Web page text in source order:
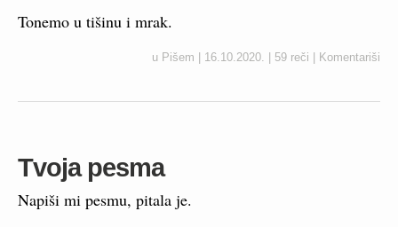
Tonemo u tišinu i mrak.
u Pišem 16.10.2020. 59 reči Komentariši
Tvoja pesma
Napiši mi pesmu, pitala je.